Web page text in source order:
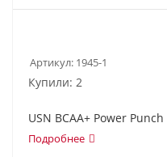
Артикул: 1945-1
Купили: 2
USN BCAA+ Power
Подробнее